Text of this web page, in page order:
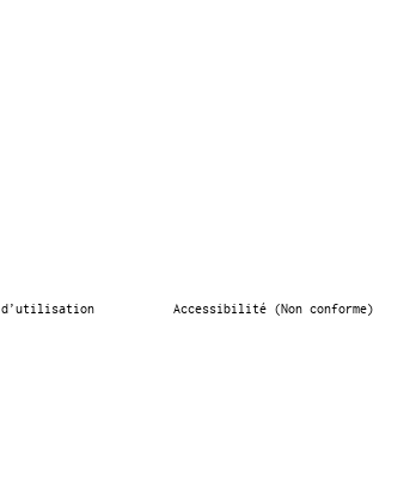
d’utilisation Accessibilité (Non conforme)